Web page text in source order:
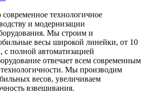
технологичное
и модернизации
Мы строим и
весы широкой линейки, от 10
полной автоматизацией
отвечает всем современным
технологичности. Мы производим
весов, увеличиваем
взвешивания.